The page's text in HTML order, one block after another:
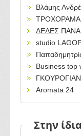
Βλάμης
ΤΡΟΧΟΡΑΜΑ-
ΔΕΔΕΣ
studio
Business top
Aromata 24
Στην